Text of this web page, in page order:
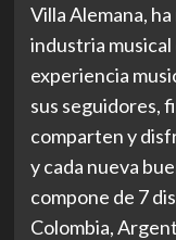
Villa Alemana,
industria
experiencia
sus seguidores,
comparten y
y cada nueva
compone de 7
Colombia,